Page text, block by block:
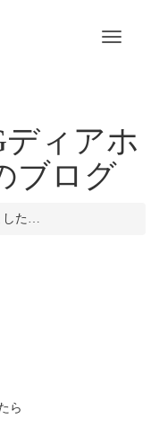
Toggle
ディアホ
ブログ
した…
ら